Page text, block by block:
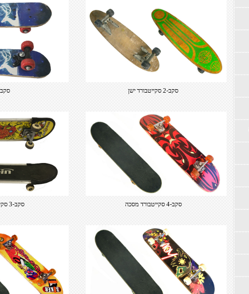
סקב-16 סקב-2 סקייטבורד ישן
סקב-3 סקייטבורד מעוצב סקב-4 סקייטבורד מסכה